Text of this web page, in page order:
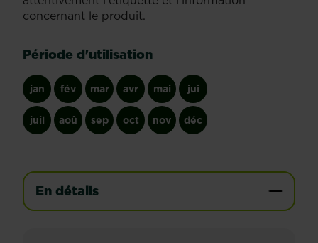
concernant le produit.
Période d'utilisation
jan fév mar avr mai jui
juil aoû sep oct nov déc
En détails